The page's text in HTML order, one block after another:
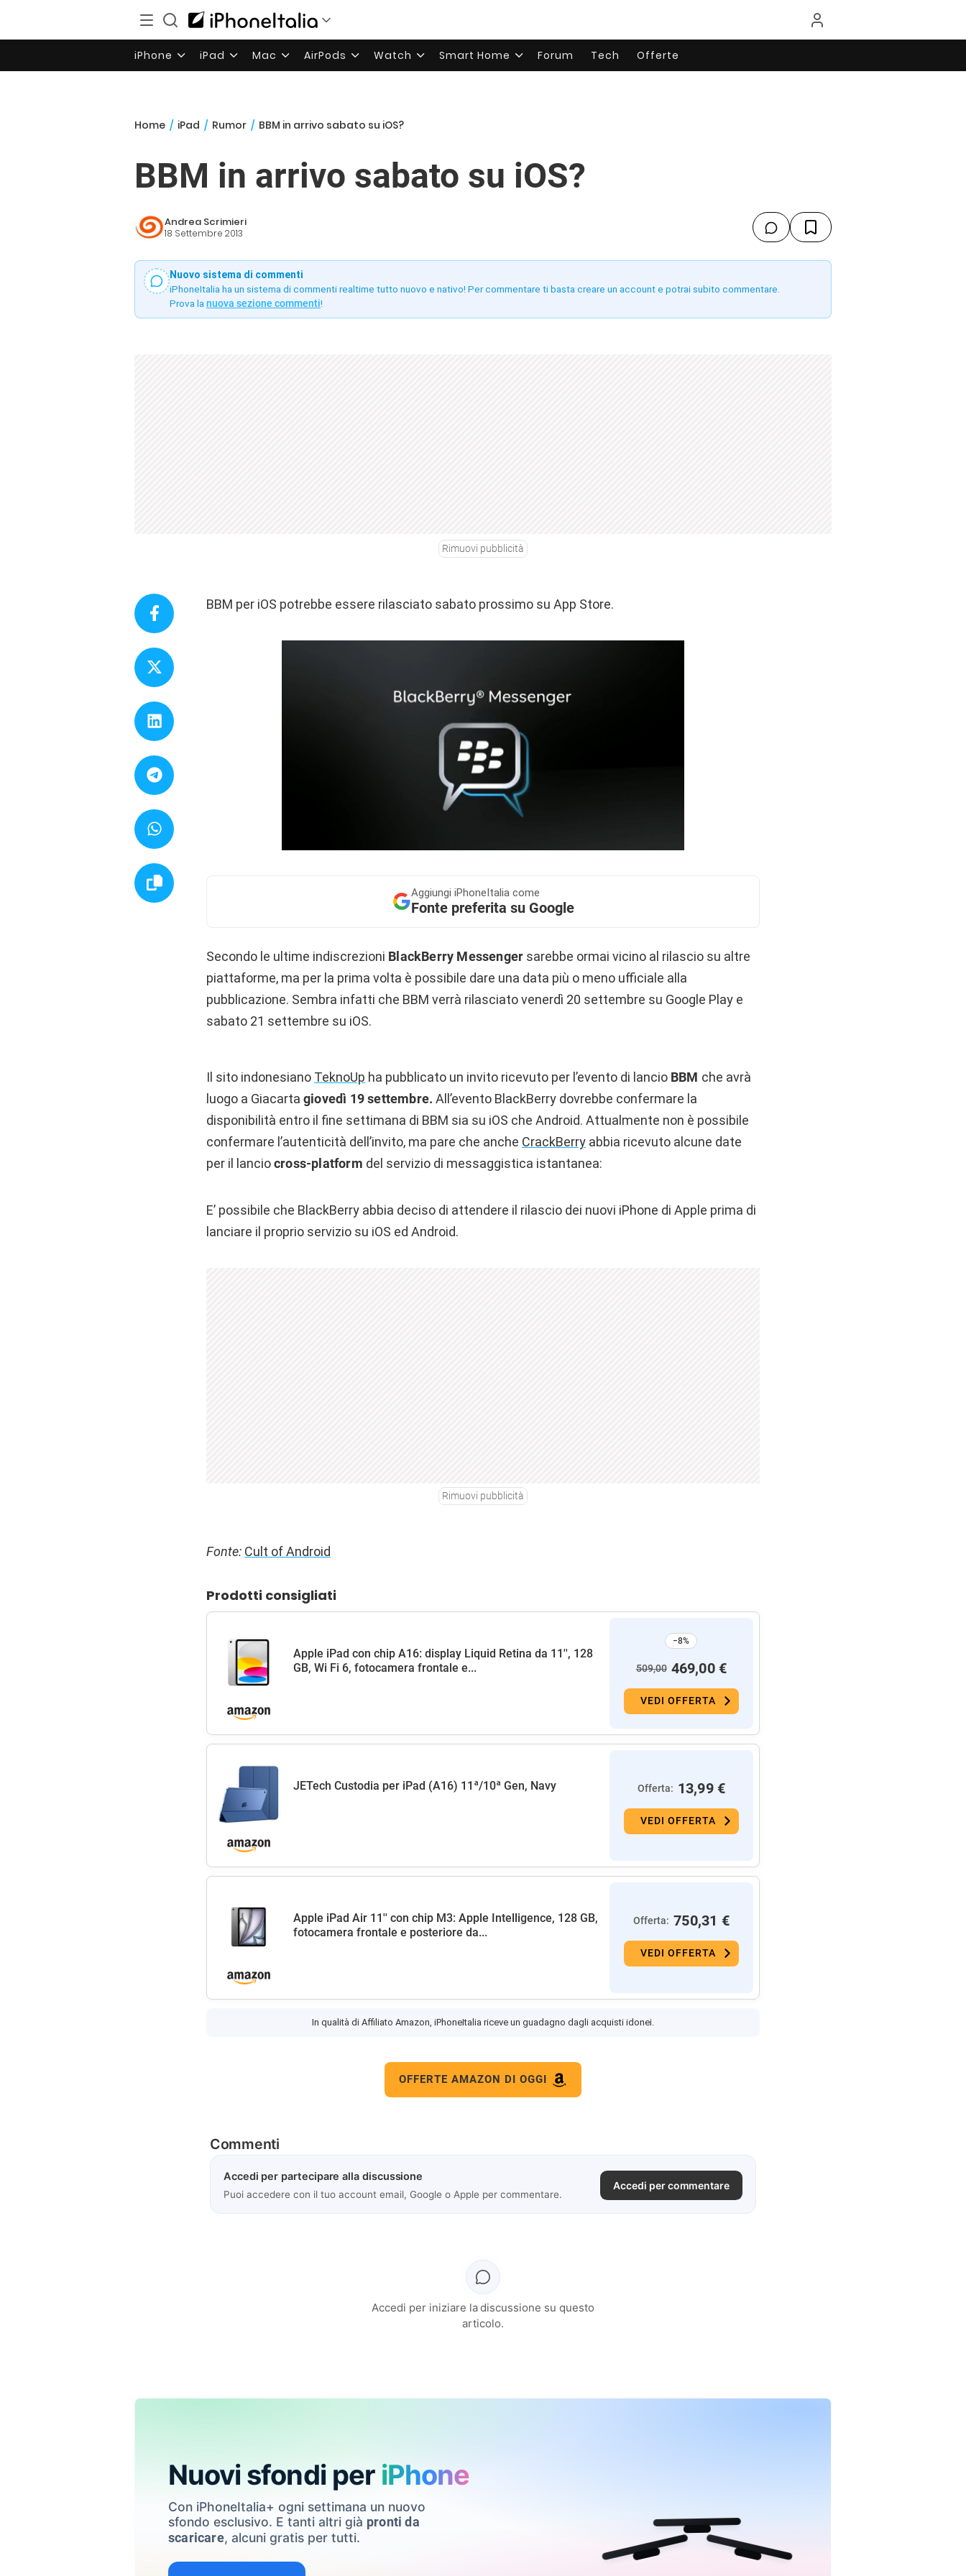
iPhone iPad Mac AirPods Watch Smart Home Forum Tech Offerte
Home / iPad / Rumor / BBM in arrivo sabato su iOS?
BBM in arrivo sabato su iOS?
Andrea Scrimieri
18 Settembre 2013
Nuovo sistema di commenti
iPhoneItalia ha un sistema di commenti realtime tutto nuovo e nativo! Per commentare ti basta creare un account e potrai subito commentare.
Prova la nuova sezione commenti!
Rimuovi pubblicità
BBM per iOS potrebbe essere rilasciato sabato prossimo su App Store.
Aggiungi iPhoneItalia come
Fonte preferita su Google
Secondo le ultime indiscrezioni BlackBerry Messenger sarebbe ormai vicino al rilascio su altre
piattaforme, ma per la prima volta è possibile dare una data più o meno ufficiale alla
pubblicazione. Sembra infatti che BBM verrà rilasciato venerdì 20 settembre su Google Play e
sabato 21 settembre su iOS.
Il sito indonesiano TeknoUp ha pubblicato un invito ricevuto per l’evento di lancio BBM che avrà
luogo a Giacarta giovedì 19 settembre. All’evento BlackBerry dovrebbe confermare la
disponibilità entro il fine settimana di BBM sia su iOS che Android. Attualmente non è possibile
confermare l’autenticità dell’invito, ma pare che anche CrackBerry abbia ricevuto alcune date
per il lanciocross-platform del servizio di messaggistica istantanea:
E’ possibile che BlackBerry abbia deciso di attendere il rilascio dei nuovi iPhone di Apple prima di
lanciare il proprio servizio su iOS ed Android.
Rimuovi pubblicità
Fonte: Cult of Android
Prodotti consigliati
Apple iPad con chip A16: display Liquid Retina da 11'', 128
GB, Wi Fi 6, fotocamera frontale e...
−8%
509,00 469,00 €
VEDI OFFERTA
JETech Custodia per iPad (A16) 11ª/10ª Gen, Navy Offerta: 13,99 €
VEDI OFFERTA
Apple iPad Air 11'' con chip M3: Apple Intelligence, 128 GB,
fotocamera frontale e posteriore da...
Offerta: 750,31 €
VEDI OFFERTA
In qualità di Affiliato Amazon, iPhoneItalia riceve un guadagno dagli acquisti idonei.
OFFERTE AMAZON DI OGGI
Commenti
Accedi per partecipare alla discussione
Puoi accedere con il tuo account email, Google o Apple per commentare.
Accedi per commentare
Accedi per iniziare la discussione su questo
articolo.
Nuovi sfondi per iPhone
Con iPhoneItalia+ ogni settimana un nuovo
sfondo esclusivo. E tanti altri già pronti da
scaricare, alcuni gratis per tutti.